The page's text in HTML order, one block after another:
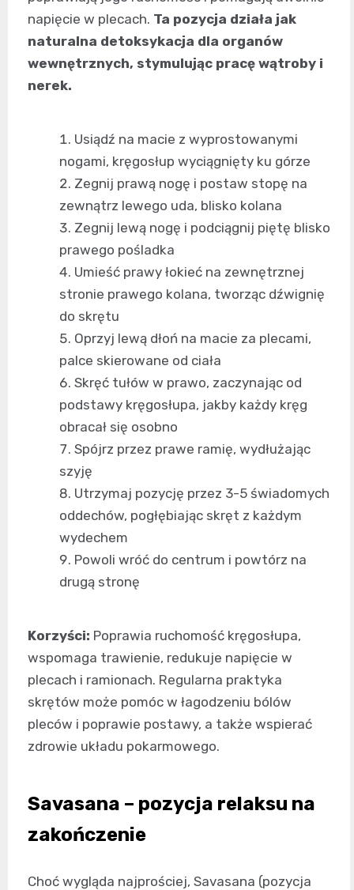
napięcie w plecach. Ta pozycja działa jak
naturalna detoksykacja dla organów
wewnętrznych, stymulując pracę wątroby i
nerek.
Usiądź na macie z wyprostowanymi
nogami, kręgosłup wyciągnięty ku górze
Zegnij prawą nogę i postaw stopę na
zewnątrz lewego uda, blisko kolana
Zegnij lewą nogę i podciągnij piętę blisko
prawego pośladka
Umieść prawy łokieć na zewnętrznej
stronie prawego kolana, tworząc dźwignię
do skrętu
Oprzyj lewą dłoń na macie za plecami,
palce skierowane od ciała
Skręć tułów w prawo, zaczynając od
podstawy kręgosłupa, jakby każdy kręg
obracał się osobno
Spójrz przez prawe ramię, wydłużając
szyję
Utrzymaj pozycję przez 3-5 świadomych
oddechów, pogłębiając skręt z każdym
wydechem
Powoli wróć do centrum i powtórz na
drugą stronę
Korzyści: Poprawia ruchomość kręgosłupa,
wspomaga trawienie, redukuje napięcie w
plecach i ramionach. Regularna praktyka
skrętów może pomóc w łagodzeniu bólów
pleców i poprawie postawy, a także wspierać
zdrowie układu pokarmowego.
Savasana – pozycja relaksu na
zakończenie
Choć wygląda najprościej, Savasana (pozycja